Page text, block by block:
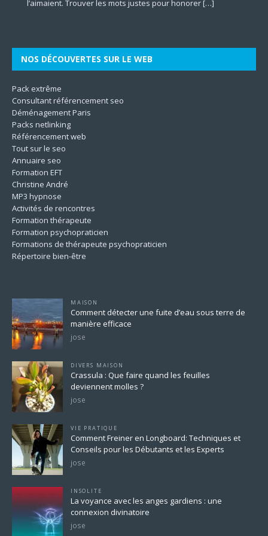
l’aimaient. Trouver les mots justes pour honorer[…]
mentale à travers le prisme des dimensions culturelles.
d’accompagner autrui vers une meilleure version de soi-
marketing plus incisifs pour faire grandir leur business en
les différentes dimensions de l’être. En mettant l’accent sur
qualité des aliments. Il contribue à la protection[…]
NOS DÉCOUVERTES SUR LE WEB
Pack extrême
Consultant référencement seo
Déménagement Paris
Packs netlinking
Référencement web
Tout sur le seo
Annuaire seo
Formation EFT
Christine André
MP3 hypnose
Activités de rencontres
Formation thérapeute
Formation psychopraticien
Formations de thérapeute psychopraticien
Répertoire bien-être
MAISON
Comment détecter une fuite d’eau sous terre de
manière efficace
jose
DIVERS MAISON
Crassula : Que faire quand les feuilles
deviennent molles ?
jose
VIE PRATIQUE
Comment Freiner en Longboard: Techniques et
Conseils pour les Débutants et les Experts
jose
INSOLITE
La voyance avec les anges gardiens : une
connexion divinatoire
jose